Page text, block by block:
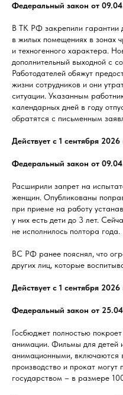
Федеральный закон от
В ТК РФ закрепили гарантии
в жилых помещениях в зонах
и техногенного характера.
дополнительный выходной с
Работодателей обяжут
жизни сотрудников и они
ситуации. Указанным
календарных дней в году
обратятся с письменным
Действует с 1 сентября 2026
Федеральный закон от
Расширили запрет на
женщин. Опубликованы
при приеме на работу
у них есть дети до 3 лет.
не исполнилось полтора года.
ВС РФ ранее пояснял, что
других лиц, которые
Действует с 1 сентября 2026
Федеральный закон от
Госбюджет полностью
анимации. Фильмы для детей
анимационными, включаются
производство и прокат могут
государством – в размере